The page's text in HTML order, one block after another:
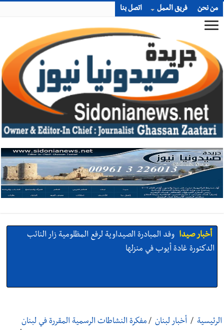
من نحن فريق العمل اتصل بنا
أخبار صيدا وفد المبادرة الصيداوية لرفع المظلومية زار النائب
الدكتورة غادة أيوب في منزلها
تكريمية في مركز معروف سعد الثقافي برعاية شركة الروان
الرئيسية / أخبار لبنان / مفكرة النشاطات الرسمية المقررة في لبنان